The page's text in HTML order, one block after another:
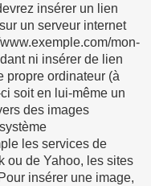
insérer un lien
un serveur internet
mon-
ni insérer de lien
propre ordinateur (à
soit en lui-même un
des images
les services de
ou de Yahoo, les sites
insérer une image,